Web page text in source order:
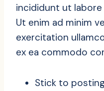
incididunt ut labore
Ut enim ad minim
exercitation
ex ea commodo
Stick to